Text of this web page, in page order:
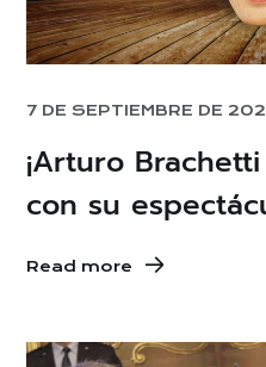
7 DE SEPTIEMBRE DE
¡Arturo
con su
Read more